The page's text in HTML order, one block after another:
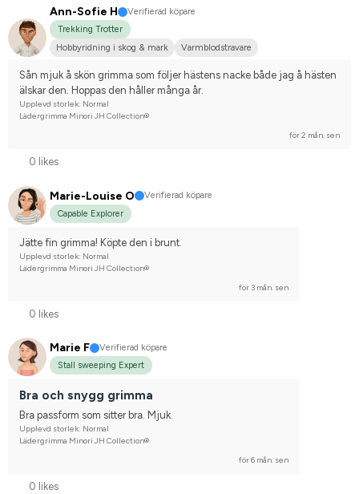
Ann-Sofie H
Verifierad köpare
Trekking Trotter
Hobbyridning i skog & mark
Varmblodstravare
Sån mjuk å skön grimma som följer hästens nacke både jag å hästen
älskar den. Hoppas den håller många år.
Upplevd storlek: Normal
Lädergrimma Minori JH Collection®
för 2 mån. sen
0 likes
Marie-Louise O
Verifierad köpare
Capable Explorer
Jätte fin grimma! Köpte den i brunt.
Upplevd storlek: Normal
Lädergrimma Minori JH Collection®
för 3 mån. sen
0 likes
Marie F
Verifierad köpare
Stall sweeping Expert
Bra och snygg grimma
Bra passform som sitter bra. Mjuk.
Upplevd storlek: Normal
Lädergrimma Minori JH Collection®
för 6 mån. sen
0 likes